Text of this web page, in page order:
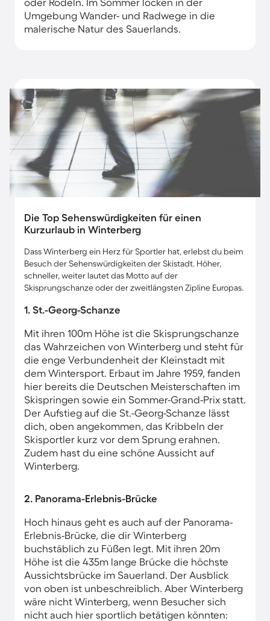
Umgebung Wander- und Radwege in die
malerische Natur des Sauerlands.
Die Top Sehenswürdigkeiten für einen
Kurzurlaub in Winterberg
Dass Winterberg ein Herz für Sportler hat, erlebst du beim
Besuch der Sehenswürdigkeiten der Skistadt. Höher,
schneller, weiter lautet das Motto auf der
Skisprungschanze oder der zweitlängsten Zipline Europas.
1. St.-Georg-Schanze
Mit ihren 100m Höhe ist die Skisprungschanze
das Wahrzeichen von Winterberg und steht für
die enge Verbundenheit der Kleinstadt mit
dem Wintersport. Erbaut im Jahre 1959, fanden
hier bereits die Deutschen Meisterschaften im
Skispringen sowie ein Sommer-Grand-Prix statt.
Der Aufstieg auf die St.-Georg-Schanze lässt
dich, oben angekommen, das Kribbeln der
Skisportler kurz vor dem Sprung erahnen.
Zudem hast du eine schöne Aussicht auf
Winterberg.
2. Panorama-Erlebnis-Brücke
Hoch hinaus geht es auch auf der Panorama-
Erlebnis-Brücke, die dir Winterberg
buchstäblich zu Füßen legt. Mit ihren 20m
Höhe ist die 435m lange Brücke die höchste
Aussichtsbrücke im Sauerland. Der Ausblick
von oben ist unbeschreiblich. Aber Winterberg
wäre nicht Winterberg, wenn Besucher sich
nicht auch hier sportlich betätigen könnten: